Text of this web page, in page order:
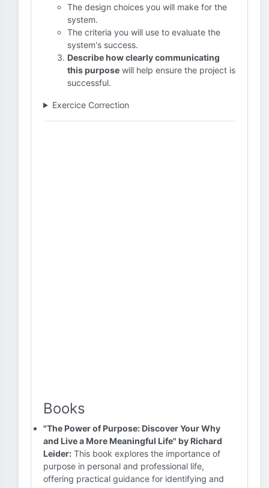
The design choices you will make for the
system.
The criteria you will use to evaluate the
system's success.
Describe how clearly communicating
this purpose will help ensure the project is
successful.
Exercice Correction
Books
"The Power of Purpose: Discover Your Why
and Live a More Meaningful Life" by Richard
Leider: This book explores the importance of
purpose in personal and professional life,
offering practical guidance for identifying and